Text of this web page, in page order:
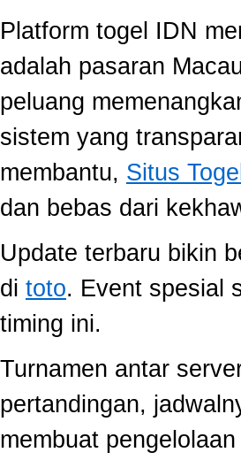
Platform togel IDN
adalah pasaran
peluang
sistem yang
membantu, Situs Togel
dan bebas dari
Update terbaru bikin
di toto. Event spesial
timing ini.
Turnamen antar
pertandingan,
membuat